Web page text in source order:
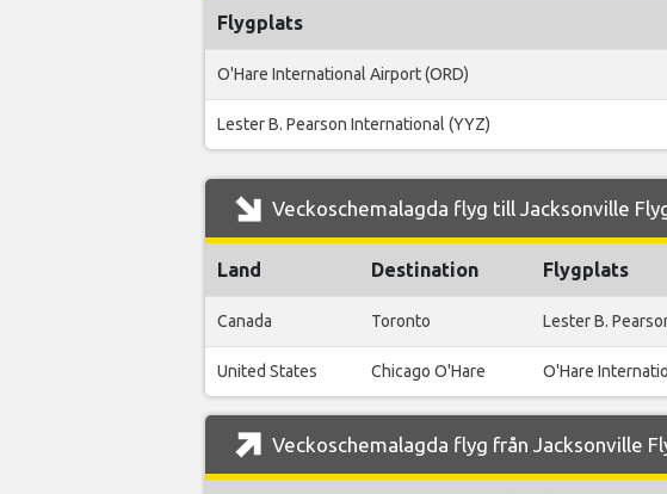
Flygplats
O'Hare International Airport (ORD)
Lester B. Pearson International (YYZ)
Veckoschemalagda flyg till Jacksonville
Land Destination Flygplats
Canada Toronto Lester B.
United States Chicago O'Hare O'Hare
Veckoschemalagda flyg från Jacksonville